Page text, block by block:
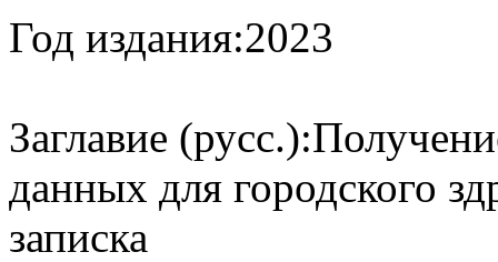
Год издания:2023
Заглавие (русс.):
данных для городского
записка